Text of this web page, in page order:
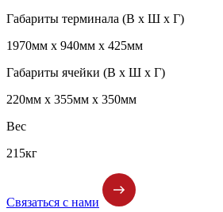
Габариты терминала (В х Ш х Г)
1970мм х 940мм х 425мм
Габариты ячейки (В х Ш х Г)
220мм х 355мм х 350мм
Вес
215кг
Связаться с нами